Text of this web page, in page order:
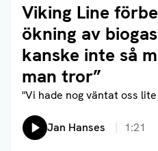
Viking Line
ökning av
kanske inte så
man tror”
"Vi hade nog väntat oss
Läs artikel
Lyssna på:
Jan Hanses 1:21